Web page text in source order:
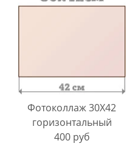
Фотоколлаж 30X42
горизонтальный
400 руб